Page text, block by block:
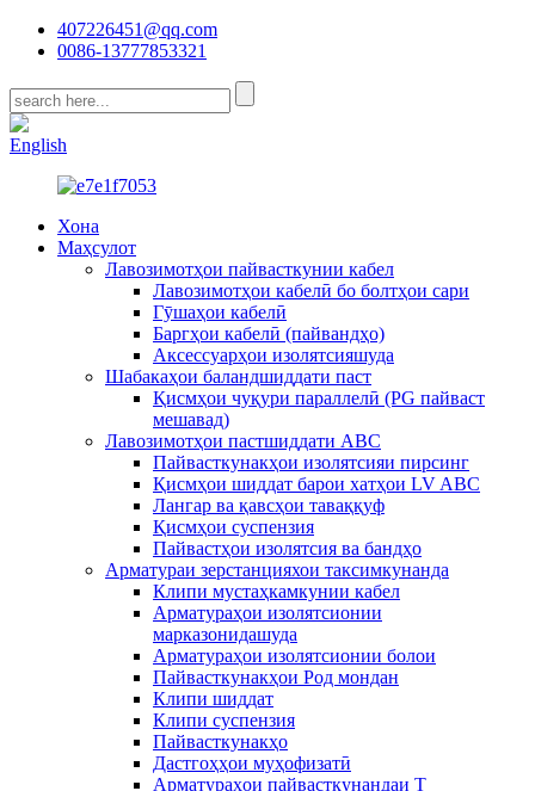
407226451@qq.com
0086-13777853321
English
Хона
Маҳсулот
Лавозимотҳои пайвасткунии кабел
Лавозимотҳои кабелӣ бо болтҳои сари
Гӯшаҳои кабелӣ
Баргҳои кабелӣ (пайвандҳо)
Аксессуарҳои изолятсияшуда
Шабакаҳои баландшиддати паст
Қисмҳои чуқури параллелӣ (PG пайваст
мешавад)
Лавозимотҳои пастшиддати ABC
Пайвасткунакҳои изолятсияи пирсинг
Қисмҳои шиддат барои хатҳои LV ABC
Лангар ва қавсҳои таваққуф
Қисмҳои суспензия
Пайвастҳои изолятсия ва бандҳо
Арматураи зерстанцияхои таксимкунанда
Клипи мустаҳкамкунии кабел
Арматураҳои изолятсионии
марказонидашуда
Арматураҳои изолятсионии болои
Пайвасткунакҳои Род мондан
Клипи шиддат
Клипи суспензия
Пайвасткунакҳо
Дастгоҳҳои муҳофизатӣ
Арматураҳои пайвасткунандаи T